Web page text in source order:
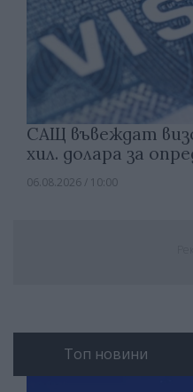
САЩ въвеждат
хил. долара за
06.08.2026 / 10:00
Топ новини